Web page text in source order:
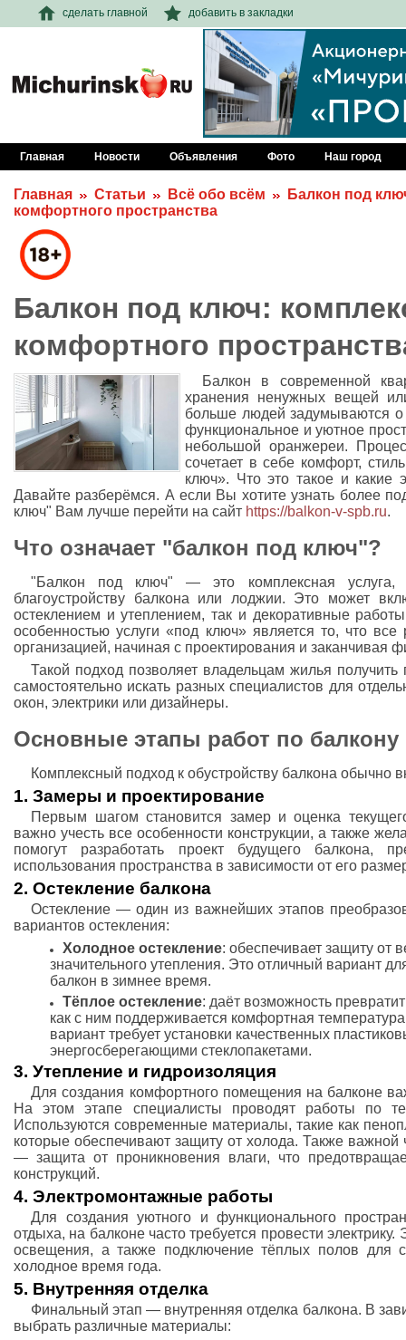
сделать главной добавить в закладки
Главная Новости Объявления Фото Наш город
Главная Статьи Всё обо всём
Балкон под
комфортного пространства
Балкон под ключ:
комфортного
Балкон в современной
хранения ненужных вещей
больше людей задумываются о
функциональное и уютное
небольшой оранжереи.
сочетает в себе комфорт,
ключ». Что это такое и какие
Давайте разберёмся. А если Вы хотите узнать более
ключ" Вам лучше перейти на сайт https://balkon-v-spb.ru.
Что означает "балкон под ключ"?
"Балкон под ключ" — это комплексная
благоустройству балкона или лоджии. Это может
остеклением и утеплением, так и декоративные
особенностью услуги «под ключ» является то, что
организацией, начиная с проектирования и
Такой подход позволяет владельцам жилья получить
самостоятельно искать разных специалистов для
окон, электрики или дизайнеры.
Основные этапы работ по
Комплексный подход к обустройству балкона обычно
1. Замеры и проектирование
Первым шагом становится замер и оценка
важно учесть все особенности конструкции, а также
помогут разработать проект будущего балкона,
использования пространства в зависимости от его
2. Остекление балкона
Остекление — один из важнейших этапов
вариантов остекления:
Холодное остекление: обеспечивает защиту от
значительного утепления. Это отличный вариант
балкон в зимнее время.
Тёплое остекление: даёт возможность
как с ним поддерживается комфортная
вариант требует установки качественных
энергосберегающими стеклопакетами.
3. Утепление и гидроизоляция
Для создания комфортного помещения на балконе
На этом этапе специалисты проводят работы по
Используются современные материалы, такие как
которые обеспечивают защиту от холода. Также важной
— защита от проникновения влаги, что
конструкций.
4. Электромонтажные работы
Для создания уютного и функционального
отдыха, на балконе часто требуется провести
освещения, а также подключение тёплых полов для
холодное время года.
5. Внутренняя отделка
Финальный этап — внутренняя отделка балкона. В
выбрать различные материалы: